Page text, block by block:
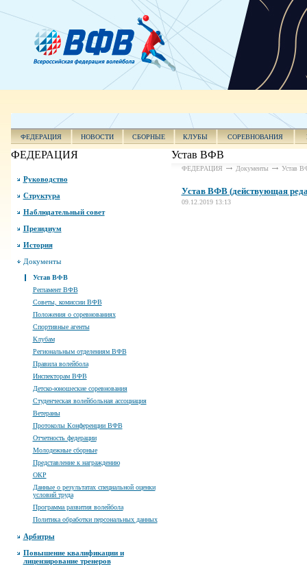
ФЕДЕРАЦИЯ НОВОСТИ СБОРНЫЕ КЛУБЫ СОРЕВНОВАНИЯ
ФЕДЕРАЦИЯ
Руководство
Структура
Наблюдательный совет
Президиум
История
Документы
Устав ВФВ
Регламент ВФВ
Советы, комиссии ВФВ
Положения о соревнованиях
Спортивные агенты
Клубам
Региональным отделениям ВФВ
Правила волейбола
Инспекторам ВФВ
Детско-юношеские соревнования
Студенческая волейбольная ассоциация
Ветераны
Протоколы Конференции ВФВ
Отчетность федерации
Молодежные сборные
Представление к награждению
ОКР
Данные о результатах специальной оценки
условий труда
Программа развития волейбола
Политика обработки персональных данных
Арбитры
Повышение квалификации и
лицензирование тренеров
Устав ВФВ
ФЕДЕРАЦИЯ Документы Устав
Устав ВФВ (действующая
09.12.2019 13:13